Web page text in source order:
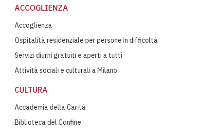
ACCOGLIENZA
Accoglienza
Ospitalità residenziale per persone in difficoltà
Servizi diurni gratuiti e aperti a tutti
Attività sociali e culturali a Milano
CULTURA
Accademia della Carità
Biblioteca del Confine